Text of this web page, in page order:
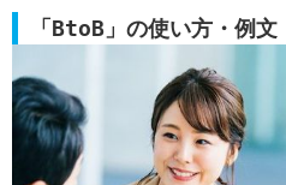
「BtoB」の使い方・例文